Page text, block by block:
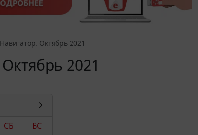
Навигатор. Октябрь 2021
2021
СБ
ВС